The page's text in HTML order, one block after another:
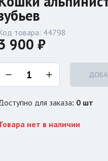
товара: 44798
900 ₽
для заказа: 0 шт
нет в наличии